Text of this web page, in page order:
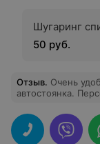
Шугаринг
50 руб.
Отзыв. Очень
автостоянка.